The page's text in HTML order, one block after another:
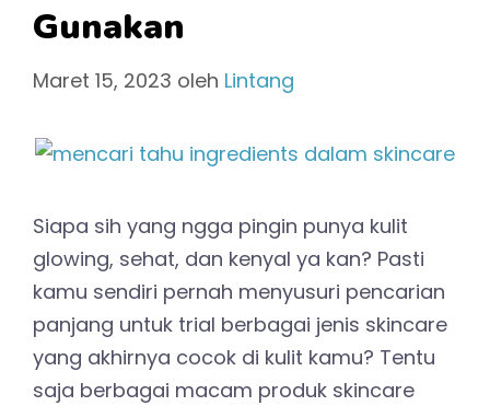
Gunakan
Maret 15, 2023 oleh Lintang
Siapa sih yang ngga pingin punya kulit
glowing, sehat, dan kenyal ya kan? Pasti
kamu sendiri pernah menyusuri pencarian
panjang untuk trial berbagai jenis skincare
yang akhirnya cocok di kulit kamu? Tentu
saja berbagai macam produk skincare